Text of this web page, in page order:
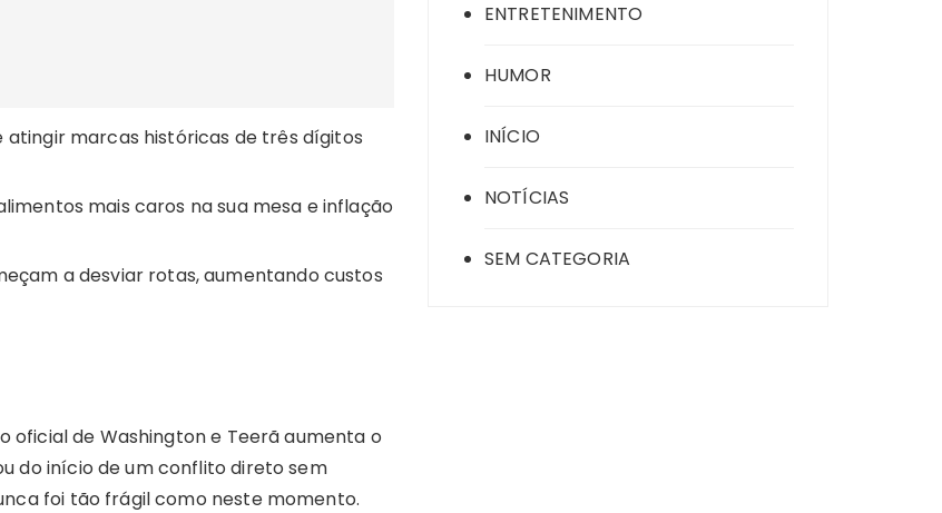
atingir marcas históricas de três dígitos
mais caros na sua mesa e inflação
a desviar rotas, aumentando custos
oficial de Washington e Teerã aumenta o
do início de um conflito direto sem
foi tão frágil como neste momento.
ENTRETENIMENTO
HUMOR
INÍCIO
NOTÍCIAS
SEM CATEGORIA